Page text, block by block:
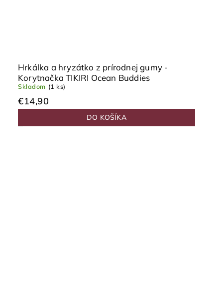
Hrkálka a hryzátko z prírodnej gumy -
Korytnačka TIKIRI Ocean Buddies
Skladom (1 ks)
€14,90
DO KOŠÍKA